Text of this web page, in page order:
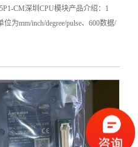
CM深圳CPU模块产品介绍：1
为mm/inch/degree/pulse、600数据/
接器、开路集电极输出型!深圳市